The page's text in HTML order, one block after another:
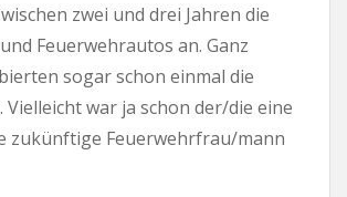
zwei und drei Jahren die
Feuerwehrautos an. Ganz
sogar schon einmal die
Vielleicht war ja schon der/die eine
zukünftige Feuerwehrfrau/mann